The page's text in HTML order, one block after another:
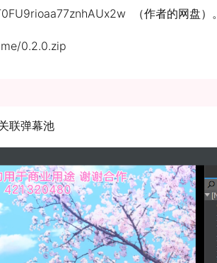
（作者的网盘）。
0.2.0.zip
联弹幕池